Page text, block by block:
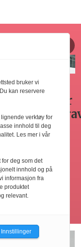
Hvilken
adgang
har
til
av
bruker vi
kan reservere
verktøy for
innhold til deg
Les mer i vår
deg som det
innhold og på
informasjon fra
produktet
relevant.
Innstillinger